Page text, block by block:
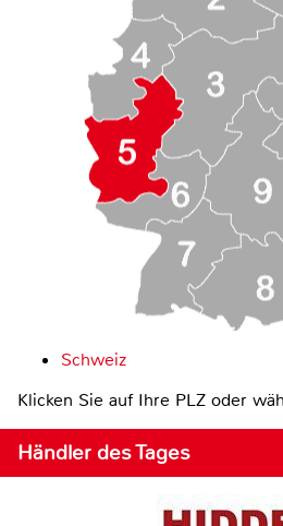
Schweiz
Klicken Sie auf Ihre PLZ oder
Händler des Tages